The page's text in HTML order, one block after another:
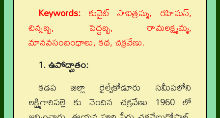
Keywords: కువైట్ సావిత్రమ్మ, రహిమన్,
చిన్నబ్బ, పెద్దబ్బ, రామలక్ష్మమ్మ,
మానవసంబంధాలు, కథ, చక్రవేణు.
1. ఉపోద్ఘాతం:
కడప జిల్లా రైల్వేకోడూరు సమీపలోని
లక్ష్మిగారిపల్లె కు చెందిన చక్రవేణు 1960 లో